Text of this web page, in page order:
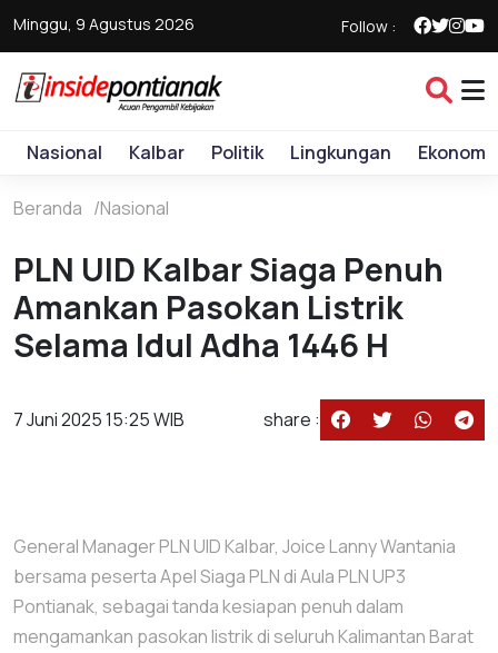
Minggu, 9 Agustus 2026 Follow :
Nasional Kalbar Politik Lingkungan Ekonomi
Beranda Nasional
PLN UID Kalbar Siaga Penuh
Amankan Pasokan Listrik
Selama Idul Adha 1446 H
7 Juni 2025 15:25 WIB share :
General Manager PLN UID Kalbar, Joice Lanny Wantania
bersama peserta Apel Siaga PLN di Aula PLN UP3
Pontianak, sebagai tanda kesiapan penuh dalam
mengamankan pasokan listrik di seluruh Kalimantan Barat